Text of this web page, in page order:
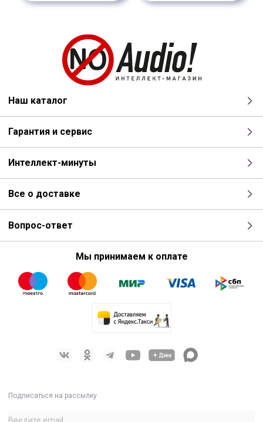
Наш каталог
Гарантия и сервис
Интеллект-минуты
Все о доставке
Вопрос-ответ
Мы принимаем к оплате
Подписаться на рассылку